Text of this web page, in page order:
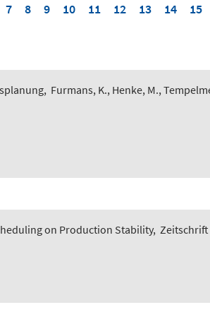
7 8 9 10 11 12 13 14 15
, Furmans, K., Henke, M.,
on Production Stability,